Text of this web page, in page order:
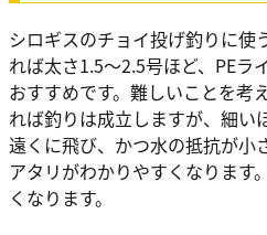
シロギスのチョイ投げ釣りに使
れば太さ1.5～2.5号ほど、PEラ
おすすめです。難しいことを考
れば釣りは成立しますが、細い
遠くに飛び、かつ水の抵抗が小
アタリがわかりやすくなります
くなります。